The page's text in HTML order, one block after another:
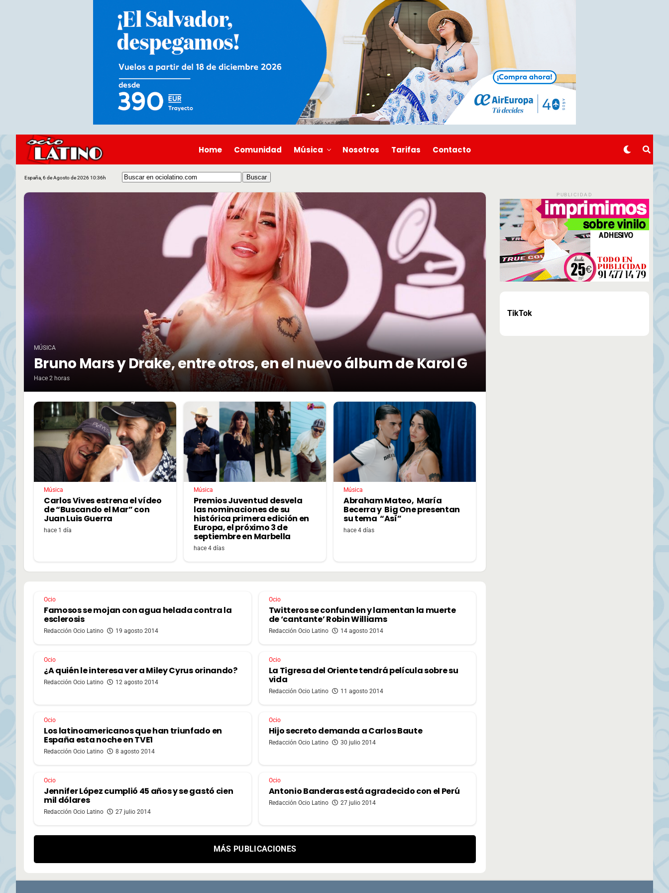
Home Comunidad Música Nosotros Tarifas Contacto
España, 6 de Agosto de 2026 10:36h
MÚSICA
Bruno Mars y Drake, entre otros, en el nuevo álbum de Karol G
Hace 2 horas
Música
Carlos Vives estrena el vídeo
de “Buscando el Mar” con
Juan Luis Guerra
hace 1 día
Música
Premios Juventud desvela
las nominaciones de su
histórica primera edición en
Europa, el próximo 3 de
septiembre en Marbella
hace 4 días
Música
Abraham Mateo, María
Becerra y Big One presentan
su tema “Así”
hace 4 días
Ocio
Famosos se mojan con agua helada contra la
esclerosis
Redacción Ocio Latino 19 agosto 2014
Ocio
Twitteros se confunden y lamentan la muerte
de ‘cantante’ Robin Williams
Redacción Ocio Latino 14 agosto 2014
Ocio
¿A quién le interesa ver a Miley Cyrus orinando?
Redacción Ocio Latino 12 agosto 2014
Ocio
La Tigresa del Oriente tendrá película sobre su
vida
Redacción Ocio Latino 11 agosto 2014
Ocio
Los latinoamericanos que han triunfado en
España esta noche en TVE1
Redacción Ocio Latino 8 agosto 2014
Ocio
Hijo secreto demanda a Carlos Baute
Redacción Ocio Latino 30 julio 2014
Ocio
Jennifer López cumplió 45 años y se gastó cien
mil dólares
Redacción Ocio Latino 27 julio 2014
Ocio
Antonio Banderas está agradecido con el Perú
Redacción Ocio Latino 27 julio 2014
MÁS PUBLICACIONES
PUBLICIDAD
TikTok